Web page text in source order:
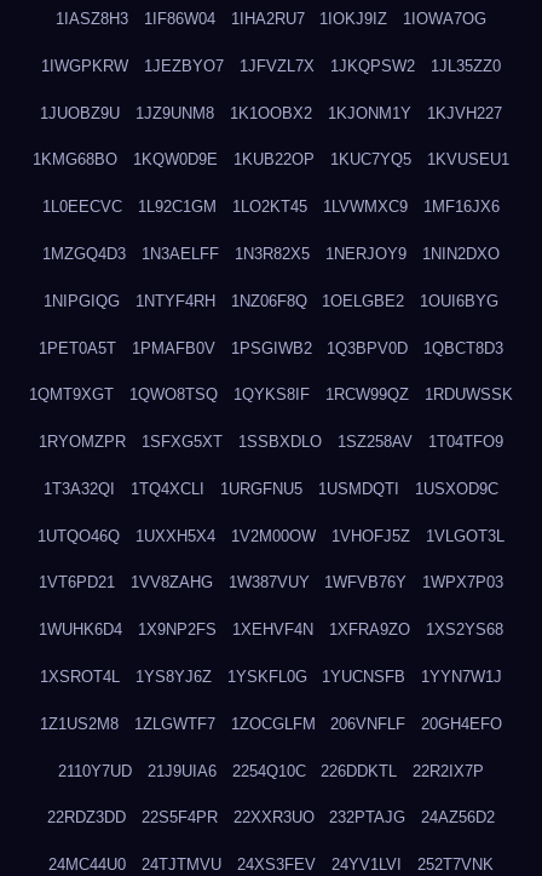
1IASZ8H3 1IF86W04 1IHA2RU7 1IOKJ9IZ 1IOWA7OG
1IWGPKRW 1JEZBYO7 1JFVZL7X 1JKQPSW2 1JL35ZZ0
1JUOBZ9U 1JZ9UNM8 1K1OOBX2 1KJONM1Y 1KJVH227
1KMG68BO 1KQW0D9E 1KUB22OP 1KUC7YQ5 1KVUSEU1
1L0EECVC 1L92C1GM 1LO2KT45 1LVWMXC9 1MF16JX6
1MZGQ4D3 1N3AELFF 1N3R82X5 1NERJOY9 1NIN2DXO
1NIPGIQG 1NTYF4RH 1NZ06F8Q 1OELGBE2 1OUI6BYG
1PET0A5T 1PMAFB0V 1PSGIWB2 1Q3BPV0D 1QBCT8D3
1QMT9XGT 1QWO8TSQ 1QYKS8IF 1RCW99QZ 1RDUWSSK
1RYOMZPR 1SFXG5XT 1SSBXDLO 1SZ258AV 1T04TFO9
1T3A32QI 1TQ4XCLI 1URGFNU5 1USMDQTI 1USXOD9C
1UTQO46Q 1UXXH5X4 1V2M00OW 1VHOFJ5Z 1VLGOT3L
1VT6PD21 1VV8ZAHG 1W387VUY 1WFVB76Y 1WPX7P03
1WUHK6D4 1X9NP2FS 1XEHVF4N 1XFRA9ZO 1XS2YS68
1XSROT4L 1YS8YJ6Z 1YSKFL0G 1YUCNSFB 1YYN7W1J
1Z1US2M8 1ZLGWTF7 1ZOCGLFM 206VNFLF 20GH4EFO
2110Y7UD 21J9UIA6 2254Q10C 226DDKTL 22R2IX7P
22RDZ3DD 22S5F4PR 22XXR3UO 232PTAJG 24AZ56D2
24MC44U0 24TJTMVU 24XS3FEV 24YV1LVI 252T7VNK